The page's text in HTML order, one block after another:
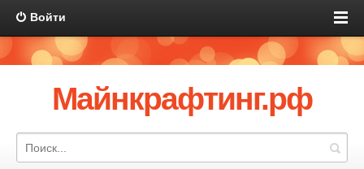
Войти
Майнкрафтинг.рф